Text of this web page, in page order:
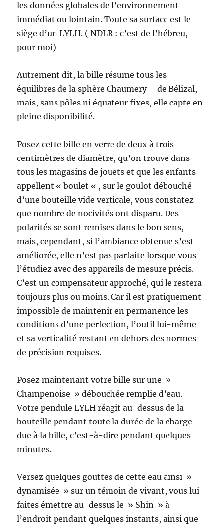
les données globales de l’environnement
immédiat ou lointain. Toute sa surface est le
siège d’un LYLH. ( NDLR : c’est de l’hébreu,
pour moi)
Autrement dit, la bille résume tous les
équilibres de la sphère Chaumery – de Bélizal,
mais, sans pôles ni équateur fixes, elle capte en
pleine disponibilité.
Posez cette bille en verre de deux à trois
centimètres de diamètre, qu’on trouve dans
tous les magasins de jouets et que les enfants
appellent « boulet « , sur le goulot débouché
d’une bouteille vide verticale, vous constatez
que nombre de nocivités ont disparu. Des
polarités se sont remises dans le bon sens,
mais, cependant, si l’ambiance obtenue s’est
améliorée, elle n’est pas parfaite lorsque vous
l’étudiez avec des appareils de mesure précis.
C’est un compensateur approché, qui le restera
toujours plus ou moins. Car il est pratiquement
impossible de maintenir en permanence les
conditions d’une perfection, l’outil lui-même
et sa verticalité restant en dehors des normes
de précision requises.
Posez maintenant votre bille sur une »
Champenoise » débouchée remplie d’eau.
Votre pendule LYLH réagit au-dessus de la
bouteille pendant toute la durée de la charge
due à la bille, c’est-à-dire pendant quelques
minutes.
Versez quelques gouttes de cette eau ainsi »
dynamisée » sur un témoin de vivant, vous lui
faites émettre au-dessus le » Shin » à
l’endroit pendant quelques instants, ainsi que